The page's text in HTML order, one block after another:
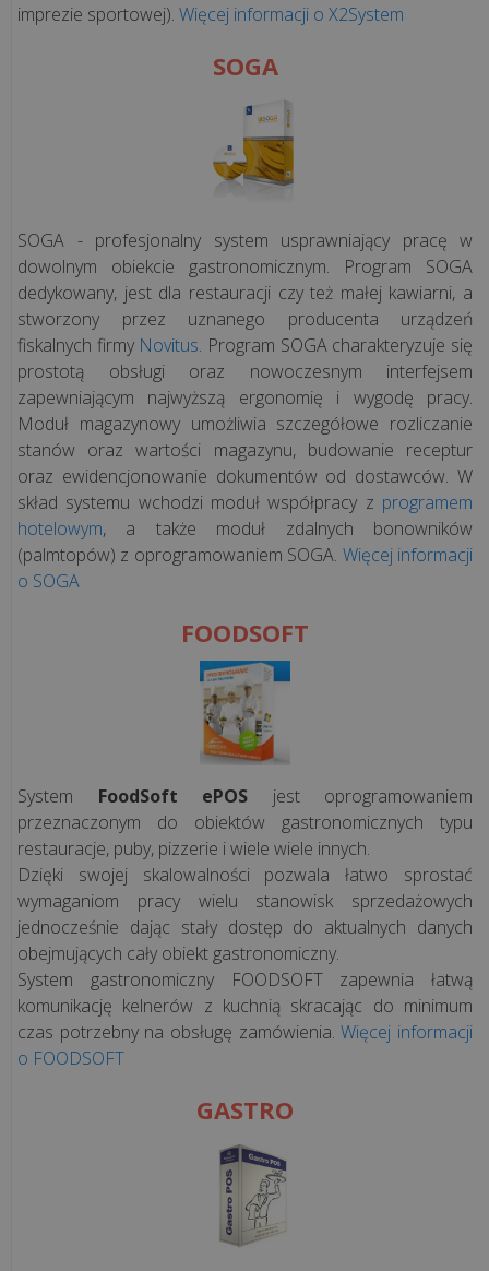
imprezie sportowej). Więcej informacji o X2System
SOGA
SOGA - profesjonalny system usprawniający pracę w
dowolnym obiekcie gastronomicznym. Program SOGA
dedykowany, jest dla restauracji czy też małej kawiarni, a
stworzony przez uznanego producenta urządzeń
fiskalnych firmy Novitus. Program SOGA charakteryzuje się
prostotą obsługi oraz nowoczesnym interfejsem
zapewniającym najwyższą ergonomię i wygodę pracy.
Moduł magazynowy umożliwia szczegółowe rozliczanie
stanów oraz wartości magazynu, budowanie receptur
oraz ewidencjonowanie dokumentów od dostawców. W
skład systemu wchodzi moduł współpracy z programem
hotelowym, a także moduł zdalnych bonowników
(palmtopów) z oprogramowaniem SOGA. Więcej informacji
o SOGA
FOODSOFT
System FoodSoft ePOS jest oprogramowaniem
przeznaczonym do obiektów gastronomicznych typu
restauracje, puby, pizzerie i wiele wiele innych.
Dzięki swojej skalowalności pozwala łatwo sprostać
wymaganiom pracy wielu stanowisk sprzedażowych
jednocześnie dając stały dostęp do aktualnych danych
obejmujących cały obiekt gastronomiczny.
System gastronomiczny FOODSOFT zapewnia łatwą
komunikację kelnerów z kuchnią skracając do minimum
czas potrzebny na obsługę zamówienia.Więcej informacji
o FOODSOFT
GASTRO